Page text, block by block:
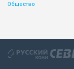
Общество